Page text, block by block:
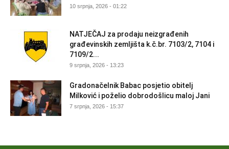
10 srpnja, 2026 - 01:22
NATJEČAJ za prodaju neizgrađenih
građevinskih zemljišta k.č.br. 7103/2, 7104 i
7109/2...
9 srpnja, 2026 - 13:23
Gradonačelnik Babac posjetio obitelj
Milković i poželio dobrodošlicu maloj Jani
7 srpnja, 2026 - 15:37